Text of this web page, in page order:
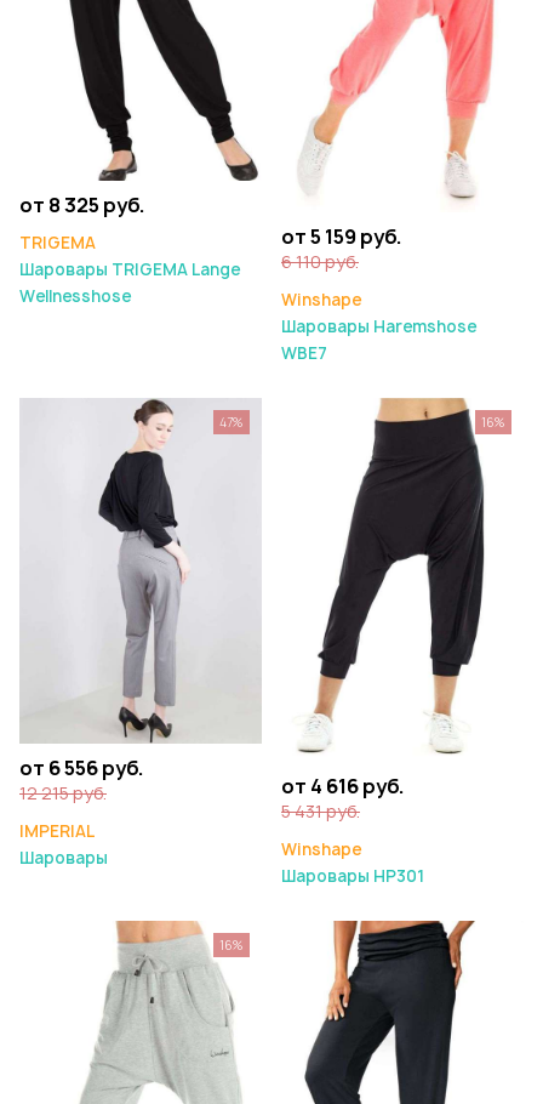
от 8 325 руб.
TRIGEMA
Шаровары TRIGEMA Lange
Wellnesshose
от 5 159 руб.
6 110 руб.
Winshape
Шаровары Haremshose
WBE7
от 6 556 руб.
12 215 руб.
IMPERIAL
Шаровары
47%
от 4 616 руб.
5 431 руб.
Winshape
Шаровары HP301
16%
16%